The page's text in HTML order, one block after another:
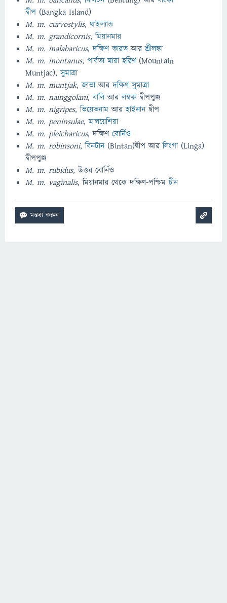
দ্বীপ (Bangka Island)
M. m. curvostylis, থাইল্যান্ড
M. m. grandicornis,মিয়ানমার
M. m. malabaricus,দক্ষিণ ভারতআরশ্রীলঙ্কা
M. m. montanus, পার্বত্য মায়া হরিণ (Mountain
Muntjac),সুমাত্ৰা
M. m. muntjak,জাভাআরদক্ষিণ সুমাত্ৰা
M. m. nainggolani,বালিআরলম্বক দ্বীপপুঞ্জ
M. m. nigripes,ভিয়েতনাম আরহাইনানদ্বীপ
M. m. peninsulae,মালয়েশিয়া
M. m. pleicharicus, দক্ষিণ বোর্নিও
M. m. robinsoni,বিনটান(Bintan)দ্বীপ আরলিংগা(Linga)
দ্বীপপুঞ্জ
M. m. rubidus, উত্তর বোর্নিও
M. m. vaginalis, মিয়ানমার থেকে দক্ষিণ-পশ্চিমচীন